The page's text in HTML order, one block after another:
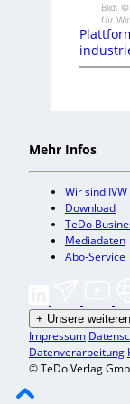
Bild:
für
Mehr Infos
Wir sind
Download
TeDo
Mediadaten
Abo-Service
+ Unsere
Impressum
Datenverarbeitung
© TeDo Verlag